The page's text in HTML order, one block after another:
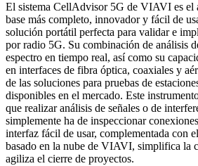
El sistema CellAdvisor 5G de VIAVI es el
base más completo, innovador y fácil de
solución portátil perfecta para validar e
por radio 5G. Su combinación de análisis
espectro en tiempo real, así como su
en interfaces de fibra óptica, coaxiales y
de las soluciones para pruebas de
disponibles en el mercado. Este
que realizar análisis de señales o de
simplemente ha de inspeccionar
interfaz fácil de usar, complementada con
basado en la nube de VIAVI, simplifica la
agiliza el cierre de proyectos.